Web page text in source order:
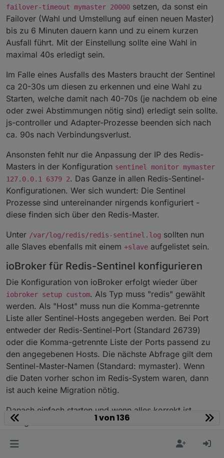
failover-timeout mymaster 20000 setzen, da sonst ein
Failover (Wahl und Umstellung auf einen neuen Master)
bis zu 6 Minuten dauern kann und zu einem kurzen
Ausfall führt. Mit der Einstellung sollte eine Wahl in
maximal 40s erledigt sein.
Im Falle eines Ausfalls des Masters braucht der Sentinel
ca 20-30s um diesen zu erkennen und eine Wahl zu
Starten, welche damit nach 40-70s (je nachdem ob eine
oder zwei Abstimmungen nötig sind) erledigt sein sollte.
js-controller und Adapter-Prozesse beenden sich nach
ca. 90s nach Verbindungsverlust.
Ansonsten fehlt nur die Anpassung der IP des Redis-
Masters in der Konfiguration sentinel monitor mymaster
127.0.0.1 6379 2. Das Ganze in allen Redis-Sentinel-
Konfigurationen. Wer sich wundert: Die Sentinel
Prozesse sind untereinander nirgends konfiguriert -
diese finden sich über den Redis-Master.
Unter /var/log/redis/redis-sentinel.log sollten nun
alle Slaves ebenfalls mit einem +slave aufgelistet sein.
ioBroker für Redis-Sentinel konfigurieren
Die Konfiguration von ioBroker erfolgt wieder über
iobroker setup custom. Als Typ muss "redis" gewählt
werden. Als "Host" muss nun die Komma-getrennte
Liste aller Sentinel-Hosts angegeben werden. Bei Port
entweder der Redis-Sentinel-Port (Standard 26739)
oder die Komma-getrennte Liste der Ports passend zu
den angegebenen Hosts. Die nächste Abfrage gilt dem
Sentinel-Master-Namen (Standard: mymaster). Wenn
die Daten vorher schon im Redis-System waren, dann
ist auch keine Migration nötig.
Danach einfach starten und wenn alles korrekt ist
erfragt ioBroker beim Sentinel den aktuellen Master und
zum Master verliert wird der aktuelle Master wieder
1 von 136